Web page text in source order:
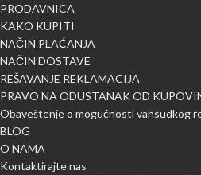
PRODAVNICA
KAKO KUPITI
NAČIN PLAĆANJA
NAČIN DOSTAVE
REŠAVANJE REKLAMACIJA
PRAVO NA ODUSTANAK OD
Obaveštenje o mogućnosti vansudkog
BLOG
O NAMA
Kontaktirajte nas